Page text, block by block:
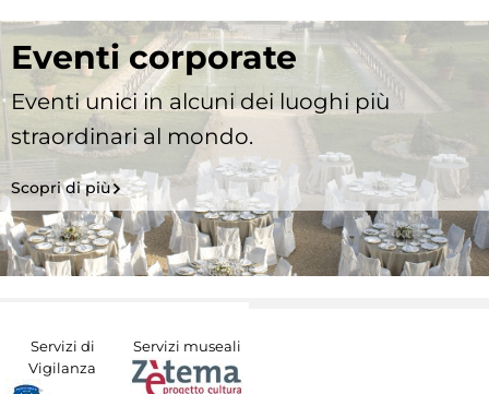
Eventi corporate
Eventi unici in alcuni dei luoghi più
straordinari al mondo.
Scopri di più
Servizi di
Vigilanza
Servizi museali